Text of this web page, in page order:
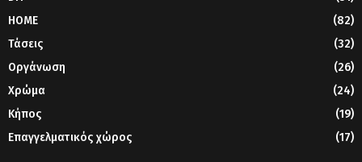
HOME
(82)
Τάσεις
(32)
Οργάνωση
(26)
Χρώμα
(24)
Κήπος
(19)
Επαγγελματικός χώρος
(17)